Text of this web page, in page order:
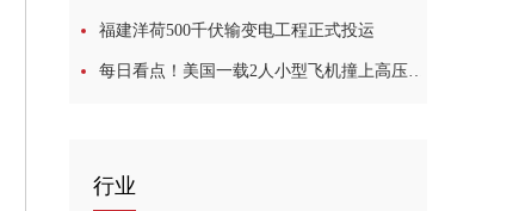
福建洋荷500千伏输变电工程正式投运
每日看点！美国一载2人小型飞机撞上高压电缆线 致周边大规模停电
行业